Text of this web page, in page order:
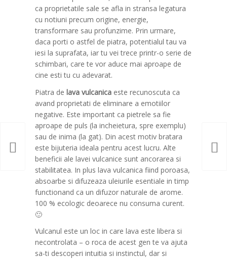
ca proprietatile sale se afla in stransa legatura
cu notiuni precum origine, energie,
transformare sau profunzime. Prin urmare,
daca porti o astfel de piatra, potentialul tau va
iesi la suprafata, iar tu vei trece printr-o serie de
schimbari, care te vor aduce mai aproape de
cine esti tu cu adevarat.
Piatra delava vulcanica este recunoscuta ca
avand proprietati de eliminare a emotiilor
negative. Este important ca pietrele sa fie
aproape de puls (la incheietura, spre exemplu)
sau de inima (la gat). Din acest motiv bratara
este bijuteria ideala pentru acest lucru. Alte
beneficii ale lavei vulcanice sunt ancorarea si
stabilitatea. In plus lava vulcanica fiind poroasa,
absoarbe si difuzeaza uleiurile esentiale in timp
functionand ca un difuzor naturale de arome.
100 % ecologic deoarece nu consuma curent.
🙂
Vulcanul este un loc in care lava este libera si
necontrolata – o roca de acest gen te va ajuta
sa-ti descoperi intuitia si instinctul, dar si